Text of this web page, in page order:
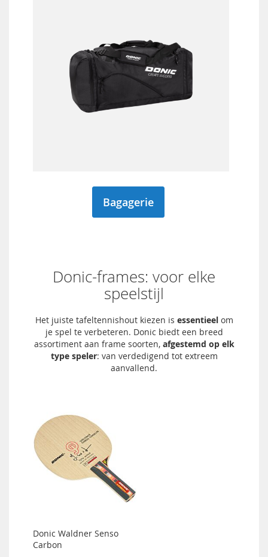
Bagagerie
Donic-frames: voor elke
speelstijl
Het juiste tafeltennishout kiezen is essentieelom
je spel te verbeteren. Donic biedt een breed
assortiment aan frame soorten, afgestemd op elk
type speler: van verdedigend tot extreem
aanvallend.
Donic Waldner Senso
Carbon